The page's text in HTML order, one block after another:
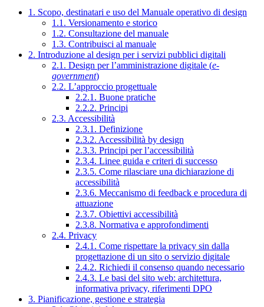
1. Scopo, destinatari e uso del Manuale operativo di design
1.1. Versionamento e storico
1.2. Consultazione del manuale
1.3. Contribuisci al manuale
2. Introduzione al design per i servizi pubblici digitali
2.1. Design per l’amministrazione digitale (e-
government)
2.2. L’approccio progettuale
2.2.1. Buone pratiche
2.2.2. Principi
2.3. Accessibilità
2.3.1. Definizione
2.3.2. Accessibilità by design
2.3.3. Principi per l’accessibilità
2.3.4. Linee guida e criteri di successo
2.3.5. Come rilasciare una dichiarazione di
accessibilità
2.3.6. Meccanismo di feedback e procedura di
attuazione
2.3.7. Obiettivi accessibilità
2.3.8. Normativa e approfondimenti
2.4. Privacy
2.4.1. Come rispettare la privacy sin dalla
progettazione di un sito o servizio digitale
2.4.2. Richiedi il consenso quando necessario
2.4.3. Le basi del sito web: architettura,
informativa privacy, riferimenti DPO
3. Pianificazione, gestione e strategia